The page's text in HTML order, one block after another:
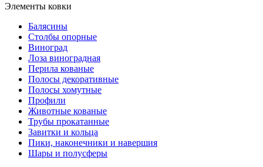
Элементы ковки
Балясины
Столбы опорные
Виноград
Лоза виноградная
Перила кованые
Полосы декоративные
Полосы хомутные
Профили
Животные кованые
Трубы прокатанные
Завитки и кольца
Пики, наконечники и навершия
Шары и полусферы